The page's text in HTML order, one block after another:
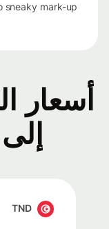
sneaky mark-up
إلى USD اليوم
TND